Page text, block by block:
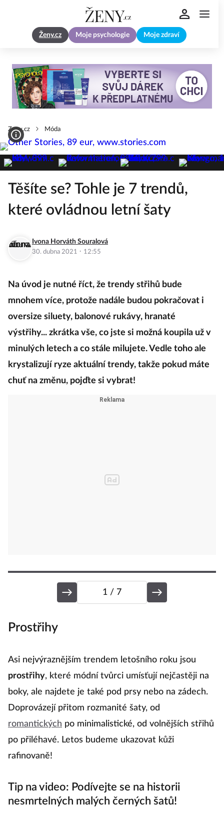
Ženy.cz Moje psychologie Moje zdraví
Zeny.cz Móda
Těšíte se? Tohle je 7 trendů,
které ovládnou letní šaty
Ivona Horváth Souralová
30. dubna 2021 · 12:55
Na úvod je nutné říct, že trendy střihů bude
mnohem více, protože nadále budou pokračovat i
oversize siluety, balonové rukávy, hranaté
výstřihy... zkrátka vše, co jste si možná koupila už v
minulých letech a co stále milujete. Vedle toho ale
krystalizují ryze aktuální trendy, takže pokud máte
chuť na změnu, pojďte si vybrat!
1 / 7
Prostřihy
Asi nejvýraznějším trendem letošního roku jsou
prostřihy, které módní tvůrci umísťují nejčastěji na
boky, ale najdete je také pod prsy nebo na zádech.
Doprovázejí přitom rozmanité šaty, od
romantických po minimalistické, od volnějších střihů
po přiléhavé. Letos budeme ukazovat kůži
rafinovaně!
Tip na video: Podívejte se na historii
nesmrtelných malých černých šatů!